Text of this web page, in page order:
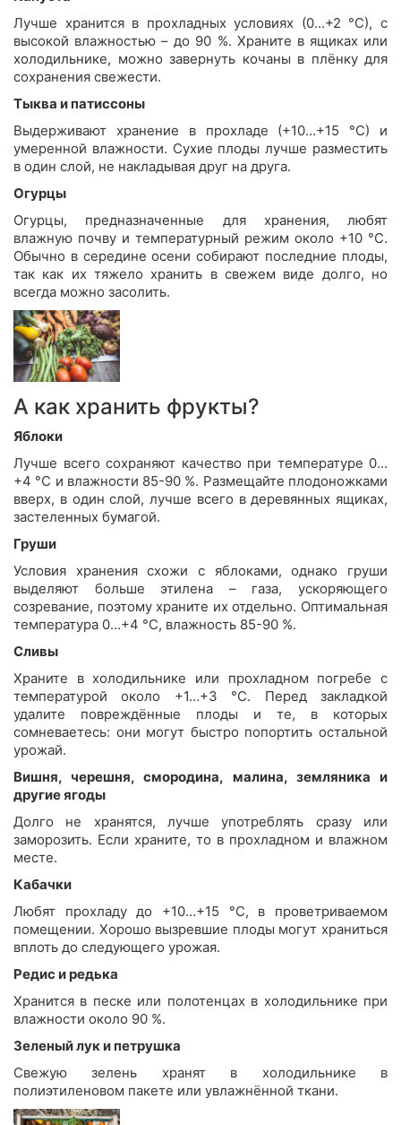
Лучше хранится в прохладных условиях (0...+2 °С), с
высокой влажностью – до 90 %. Храните в ящиках или
холодильнике, можно завернуть кочаны в плёнку для
сохранения свежести.
Тыква и патиссоны
Выдерживают хранение в прохладе (+10…+15 °С) и
умеренной влажности. Сухие плоды лучше разместить
в один слой, не накладывая друг на друга.
Огурцы
Огурцы, предназначенные для хранения, любят
влажную почву и температурный режим около +10 °С.
Обычно в середине осени собирают последние плоды,
так как их тяжело хранить в свежем виде долго, но
всегда можно засолить.
А как хранить фрукты?
Яблоки
Лучше всего сохраняют качество при температуре 0…
+4 °С и влажности 85-90 %. Размещайте плодоножками
вверх, в один слой, лучше всего в деревянных ящиках,
застеленных бумагой.
Груши
Условия хранения схожи с яблоками, однако груши
выделяют больше этилена – газа, ускоряющего
созревание, поэтому храните их отдельно. Оптимальная
температура 0…+4 °С, влажность 85-90 %.
Сливы
Храните в холодильнике или прохладном погребе с
температурой около +1…+3 °С. Перед закладкой
удалите повреждённые плоды и те, в которых
сомневаетесь: они могут быстро попортить остальной
урожай.
Вишня, черешня, смородина, малина, земляника и
другие ягоды
Долго не хранятся, лучше употреблять сразу или
заморозить. Если храните, то в прохладном и влажном
месте.
Кабачки
Любят прохладу до +10…+15 °С, в проветриваемом
помещении. Хорошо вызревшие плоды могут храниться
вплоть до следующего урожая.
Редис и редька
Хранится в песке или полотенцах в холодильнике при
влажности около 90 %.
Зеленый лук и петрушка
Свежую зелень хранят в холодильнике в
полиэтиленовом пакете или увлажнённой ткани.